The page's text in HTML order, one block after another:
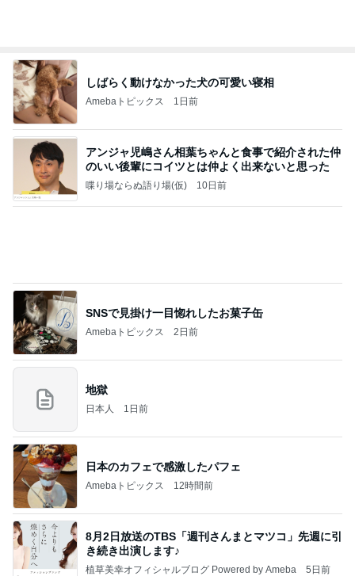
しばらく動けなかった犬の可愛い寝相
Amebaトピックス 1日前
アンジャ児嶋さん相葉ちゃんと食事で紹介された仲
のいい後輩にコイツとは仲よく出来ないと思った
喋り場ならぬ語り場(仮) 10日前
SNSで見掛け一目惚れしたお菓子缶
Amebaトピックス 2日前
地獄
日本人 1日前
日本のカフェで感激したパフェ
Amebaトピックス 12時間前
8月2日放送のTBS「週刊さんまとマツコ」先週に引
き続き出演します♪
植草美幸オフィシャルブログ Powered by Ameba 5日前